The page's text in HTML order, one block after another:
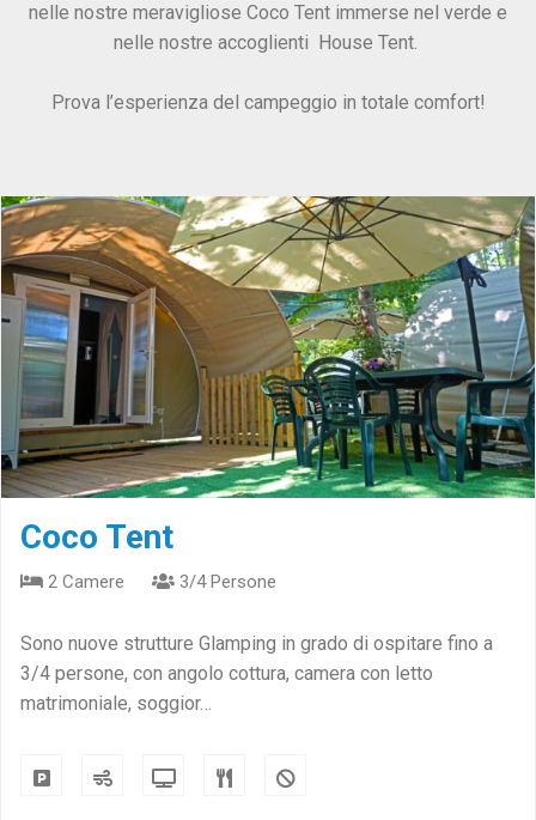
nelle nostre meravigliose Coco Tent immerse nel verde e
nelle nostre accoglienti House Tent.
Prova l’esperienza del campeggio in totale comfort!
Coco Tent
2 Camere 3/4 Persone
Sono nuove strutture Glamping in grado di ospitare fino a
3/4 persone, con angolo cottura, camera con letto
matrimoniale, soggior…